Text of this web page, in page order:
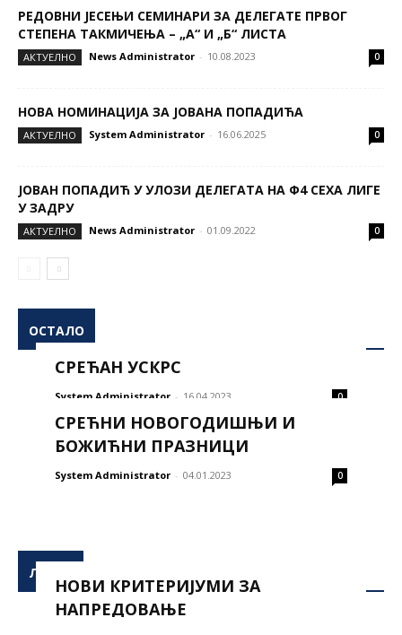
РЕДОВНИ ЈЕСЕЊИ СЕМИНАРИ ЗА ДЕЛЕГАТЕ ПРВОГ
СТЕПЕНА ТАКМИЧЕЊА – „А“ И „Б“ ЛИСТА
AКТУЕЛНО News Administrator - 10.08.2023 0
НОВА НОМИНАЦИЈА ЗА ЈОВАНА ПОПАДИЋА
AКТУЕЛНО System Administrator - 16.06.2025 0
ЈОВАН ПОПАДИЋ У УЛОЗИ ДЕЛЕГАТА НА Ф4 СЕХА ЛИГЕ
У ЗАДРУ
AКТУЕЛНО News Administrator - 01.09.2022 0
ОСТАЛО
СРЕЋАН УСКРС
System Administrator - 16.04.2023 0
СРЕЋНИ НОВОГОДИШЊИ И
БОЖИЋНИ ПРАЗНИЦИ
System Administrator - 04.01.2023 0
ЛИСТЕ
НОВИ КРИТЕРИЈУМИ ЗА
НАПРЕДОВАЊЕ